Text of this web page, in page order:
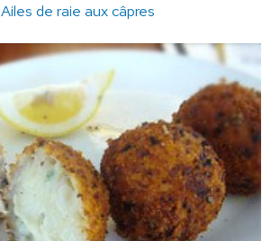
Ailes de raie aux câpres